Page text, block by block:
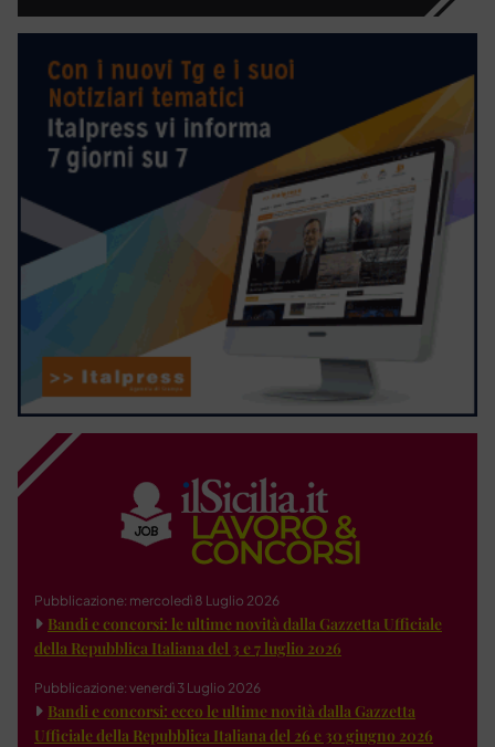
Pubblicazione: mercoledì 8 Luglio 2026
Bandi e concorsi: le ultime novità dalla Gazzetta Ufficiale
della Repubblica Italiana del 3 e 7 luglio 2026
Pubblicazione: venerdì 3 Luglio 2026
Bandi e concorsi: ecco le ultime novità dalla Gazzetta
Ufficiale della Repubblica Italiana del 26 e 30 giugno 2026